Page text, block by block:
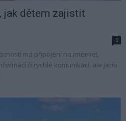
jak dětem zajistit
0
má připojení na internet,
či rychlé komunikaci, ale jeho